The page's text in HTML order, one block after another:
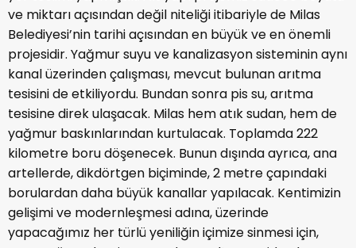
ve miktarı açısından değil niteliği itibariyle de Milas
Belediyesi’nin tarihi açısından en büyük ve en önemli
projesidir. Yağmur suyu ve kanalizasyon sisteminin aynı
kanal üzerinden çalışması, mevcut bulunan arıtma
tesisini de etkiliyordu. Bundan sonra pis su, arıtma
tesisine direk ulaşacak. Milas hem atık sudan, hem de
yağmur baskınlarından kurtulacak. Toplamda 222
kilometre boru döşenecek. Bunun dışında ayrıca, ana
artellerde, dikdörtgen biçiminde, 2 metre çapındaki
borulardan daha büyük kanallar yapılacak. Kentimizin
gelişimi ve modernleşmesi adına, üzerinde
yapacağımız her türlü yeniliğin içimize sinmesi için,